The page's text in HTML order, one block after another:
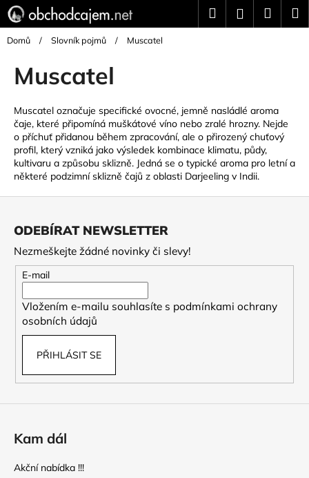
Přejít
na
obsah
HledatPřihlášení
Domů / Slovník pojmů / Muscatel
Muscatel
Muscatel označuje specifické ovocné, jemně nasládlé aroma
čaje, které připomíná muškátové víno nebo zralé hrozny. Nejde
o příchuť přidanou během zpracování, ale o přirozený chuťový
profil, který vzniká jako výsledek kombinace klimatu, půdy,
kultivaru a způsobu sklizně. Jedná se o typické aroma pro letní a
některé podzimní sklizně čajů z oblasti Darjeeling v Indii.
K
o
Zpět
Zpět
C
p
o
t
ř
e
b
j
e
n
a
t
?
ODEBÍRAT NEWSLETTER
Nezmeškejte žádné novinky či slevy!
E-mail
Vložením e-mailu souhlasíte s podmínkami ochrany
osobních údajů
PŘIHLÁSIT SE
Kam dál
Akční nabídka !!!